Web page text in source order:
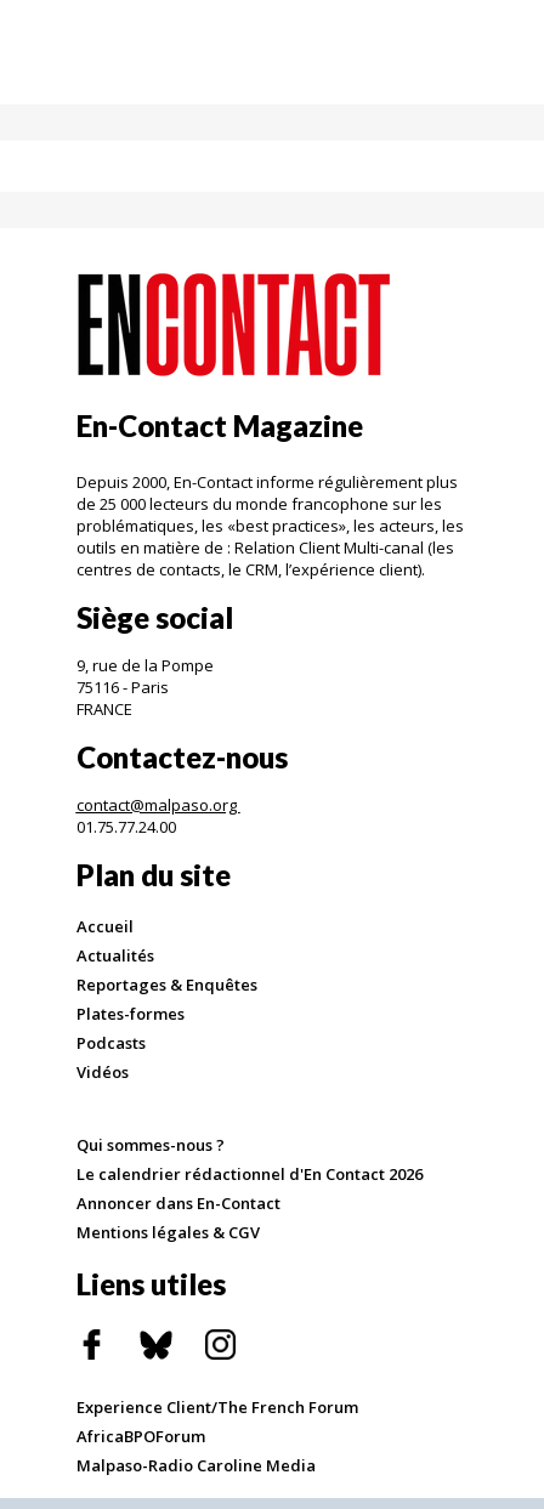
En-Contact Magazine
Depuis 2000, En-Contact informe régulièrement plus
de 25 000 lecteurs du monde francophone sur les
problématiques, les «best practices», les acteurs, les
outils en matière de : Relation Client Multi-canal (les
centres de contacts, le CRM, l’expérience client).
Siège social
9, rue de la Pompe
75116 - Paris
FRANCE
Contactez-nous
contact@malpaso.org
01.75.77.24.00
Plan du site
Accueil
Actualités
Reportages & Enquêtes
Plates-formes
Podcasts
Vidéos
Qui sommes-nous ?
Le calendrier rédactionnel d'En Contact 2026
Annoncer dans En-Contact
Mentions légales & CGV
Liens utiles
Experience Client/The French Forum
AfricaBPOForum
Malpaso-Radio Caroline Media